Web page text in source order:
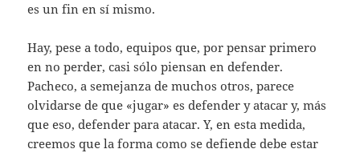
es un fin en sí mismo.
Hay, pese a todo, equipos que, por pensar primero
en no perder, casi sólo piensan en defender.
Pacheco, a semejanza de muchos otros, parece
olvidarse de que «jugar» es defender y atacar y, más
que eso, defender para atacar. Y, en esta medida,
creemos que la forma como se defiende debe estar